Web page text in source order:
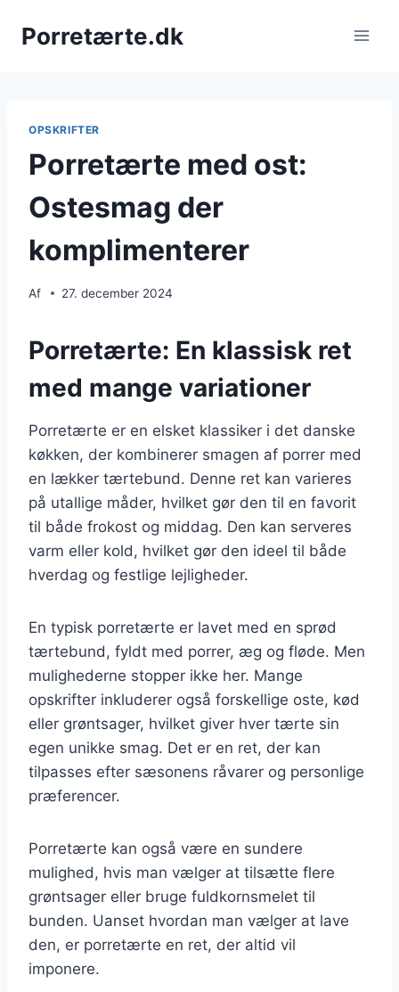
Porretærte.dk
OPSKRIFTER
Porretærte med ost:
Ostesmag der
komplimenterer
Af 27. december 2024
Porretærte: En klassisk ret
med mange variationer
Porretærte er en elsket klassiker i det danske
køkken, der kombinerer smagen af porrer med
en lækker tærtebund. Denne ret kan varieres
på utallige måder, hvilket gør den til en favorit
til både frokost og middag. Den kan serveres
varm eller kold, hvilket gør den ideel til både
hverdag og festlige lejligheder.
En typisk porretærte er lavet med en sprød
tærtebund, fyldt med porrer, æg og fløde. Men
mulighederne stopper ikke her. Mange
opskrifter inkluderer også forskellige oste, kød
eller grøntsager, hvilket giver hver tærte sin
egen unikke smag. Det er en ret, der kan
tilpasses efter sæsonens råvarer og personlige
præferencer.
Porretærte kan også være en sundere
mulighed, hvis man vælger at tilsætte flere
grøntsager eller bruge fuldkornsmelet til
bunden. Uanset hvordan man vælger at lave
den, er porretærte en ret, der altid vil
imponere.